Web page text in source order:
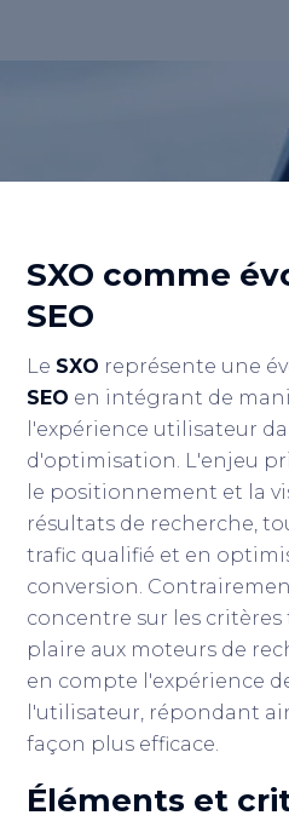
Retour
SXO comme
SEO
Le SXO représente une
SEO en intégrant de
l'expérience utilisateur
d'optimisation. L'enjeu
le positionnement et la
résultats de recherche,
trafic qualifié et en
conversion.
concentre sur les
plaire aux moteurs de
en compte l'expérience
l'utilisateur, répondant
façon plus efficace.
Éléments et